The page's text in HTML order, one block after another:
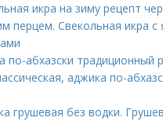
икра на зиму рецепт
перцем. Свекольная икра с
по-абхазски традиционный
аджика по-
грушевая без водки.